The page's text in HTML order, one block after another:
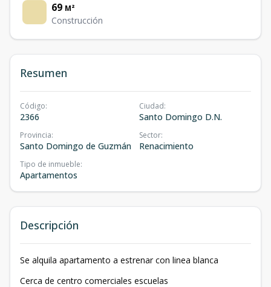
69 M²
Construcción
Resumen
Código:
2366
Ciudad:
Santo Domingo D.N.
Provincia:
Santo Domingo de Guzmán
Sector:
Renacimiento
Tipo de inmueble:
Apartamentos
Descripción
Se alquila apartamento a estrenar con linea blanca
Cerca de centro comerciales escuelas